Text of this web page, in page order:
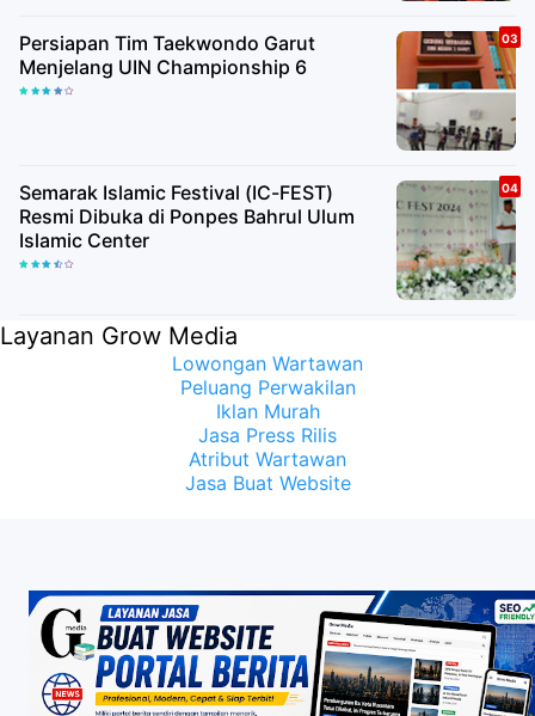
Persiapan Tim Taekwondo Garut
Menjelang UIN Championship 6
Semarak Islamic Festival (IC-FEST)
Resmi Dibuka di Ponpes Bahrul Ulum
Islamic Center
Layanan Grow Media
Lowongan Wartawan
Peluang Perwakilan
Iklan Murah
Jasa Press Rilis
Atribut Wartawan
Jasa Buat Website